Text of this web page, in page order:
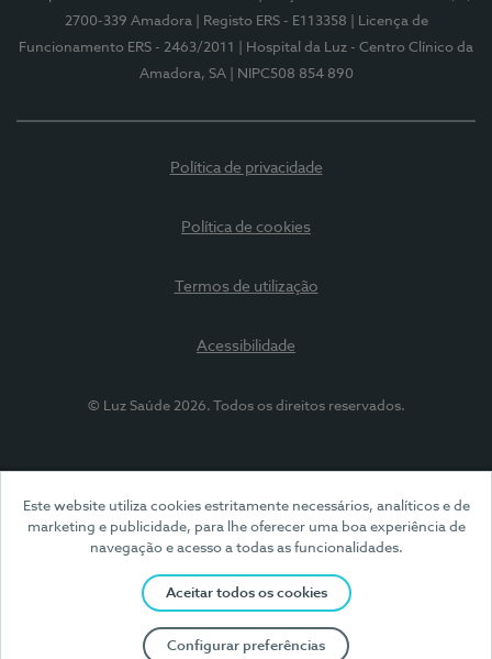
Este website utiliza cookies estritamente necessários, analíticos e de
marketing e publicidade, para lhe oferecer uma boa experiência de
navegação e acesso a todas as funcionalidades.
Aceitar todos os cookies
Configurar preferências
2700-339 Amadora
| Registo ERS - E113358
| Licença de
Funcionamento ERS - 2463/2011
| Hospital da Luz - Centro Clínico da
Amadora, SA
| NIPC508 854 890
Política de privacidade
Política de cookies
Termos de utilização
Acessibilidade
© Luz Saúde 2026. Todos os direitos reservados.